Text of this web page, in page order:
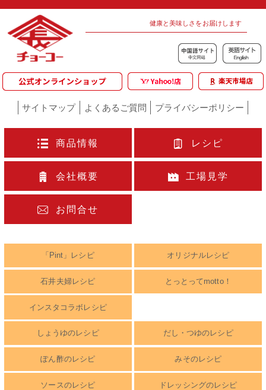
健康と美味しさをお届けします
サイトマップ よくあるご質問 プライバシーポリシー
商品情報 レシピ
会社概要 工場見学
お問合せ
「Pint」レシピ オリジナルレシピ
石井夫婦レシピ とっとってmotto！
インスタコラボレシピ
しょうゆのレシピ だし・つゆのレシピ
ぽん酢のレシピ みそのレシピ
ソースのレシピ ドレッシングのレシピ